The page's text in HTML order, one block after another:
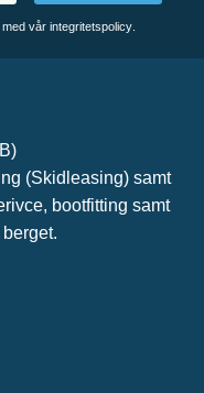
med vår integritetspolicy.
(Skidleasing) samt
bootfitting samt